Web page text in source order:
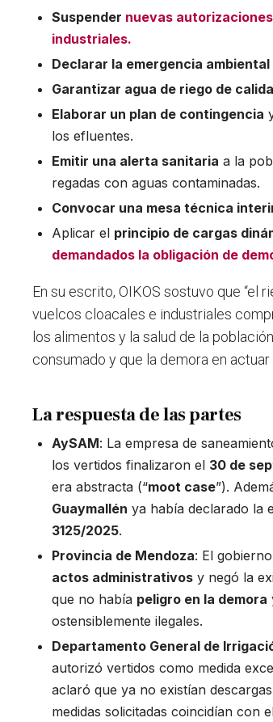
Suspender nuevas
industriales.
Declarar la emergencia
Garantizar agua de riego de
Elaborar un plan de contingencia
los efluentes.
Emitir una alerta sanitaria a la
regadas con aguas contaminadas.
Convocar una mesa técnica
Aplicar el principio de cargas
demandados la obligación de
En su escrito, OIKOS sostuvo que “el
vuelcos cloacales e industriales
los alimentos y la salud de la
consumado y que la demora en actuar
La respuesta de las partes
AySAM: La empresa de
los vertidos finalizaron el 30 de
era abstracta (“moot case”).
Guaymallén ya había declarado la
3125/2025.
Provincia de Mendoza: El
actos administrativos y negó la
que no había peligro en la demora
ostensiblemente ilegales.
Departamento General de
autorizó vertidos como medida
aclaró que ya no existían
medidas solicitadas coincidían con